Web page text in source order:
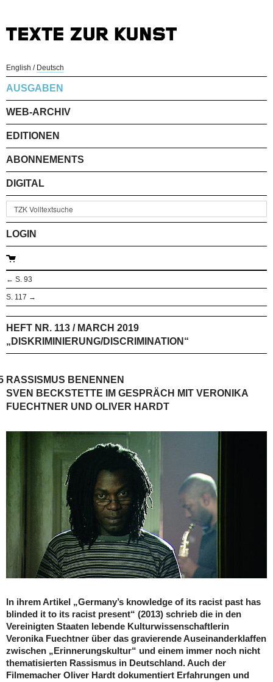
English / Deutsch
AUSGABEN
WEB-ARCHIV
EDITIONEN
ABONNEMENTS
DIGITAL
LOGIN
← S. 93
S. 117 →
HEFT NR. 113 / MARCH 2019
„DISKRIMINIERUNG/DISCRIMINATION“
RASSISMUS BENENNEN
SVEN BECKSTETTE IM GESPRÄCH MIT VERONIKA
FUECHTNER UND OLIVER HARDT
In ihrem Artikel „Germany’s knowledge of its racist past has
blinded it to its racist present“ (2013) schrieb die in den
Vereinigten Staaten lebende Kulturwissenschaftlerin
Veronika Fuechtner über das gravierende Auseinanderklaffen
zwischen „Erinnerungskultur“ und einem immer noch nicht
thematisierten Rassismus in Deutschland. Auch der
Filmemacher Oliver Hardt dokumentiert Erfahrungen und